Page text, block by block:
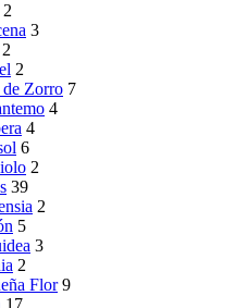
2
3
2
2
de Zorro 7
4
4
6
2
39
2
5
3
2
Flor 9
17